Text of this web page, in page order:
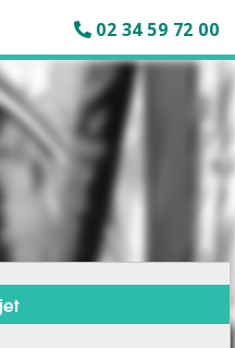
02 34 59 72 00